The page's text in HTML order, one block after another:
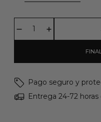
Pago seguro y
Entrega 24-72 horas